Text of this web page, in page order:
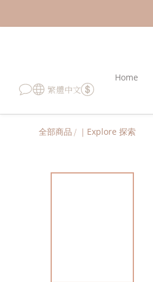
繁體中文
Home
全部商品 / ｜Explore 探索